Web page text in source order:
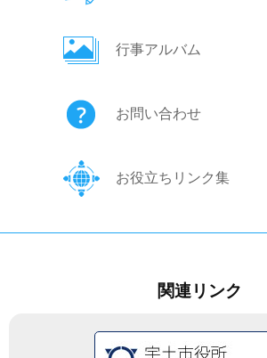
行事アルバム
お問い合わせ
お役立ちリンク集
関連リンク